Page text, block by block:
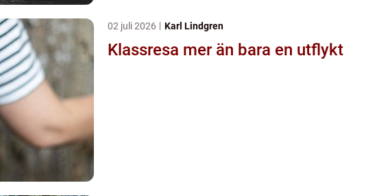
02 juli 2026 Karl Lindgren
Klassresa mer än bara en utflykt